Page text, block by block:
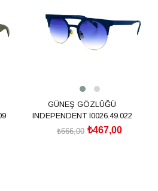
GÜNEŞ GÖZLÜĞÜ
INDEPENDENT I0026.49.022
₺467,00
₺666,00